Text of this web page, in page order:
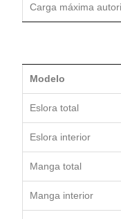
Carga máxima
Modelo
Eslora total
Eslora interior
Manga total
Manga interior